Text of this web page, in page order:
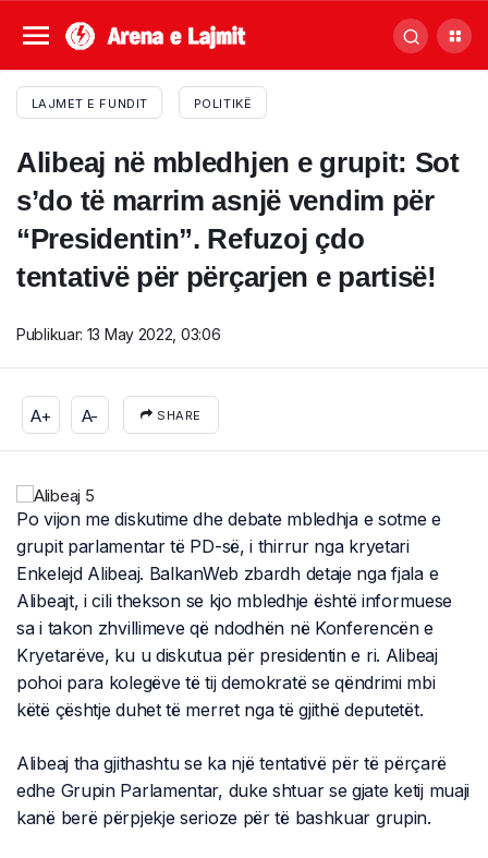
LAJMET E FUNDIT POLITIKË
Alibeaj në mbledhjen e grupit: Sot
s’do të marrim asnjë vendim për
“Presidentin”. Refuzoj çdo
tentativë për përçarjen e partisë!
Publikuar: 13 May 2022, 03:06
A+ A- SHARE
Po vijon me diskutime dhe debate mbledhja e sotme e
grupit parlamentar të PD-së, i thirrur nga kryetari
Enkelejd Alibeaj. BalkanWeb zbardh detaje nga fjala e
Alibeajt, i cili thekson se kjo mbledhje është informuese
sa i takon zhvillimeve që ndodhën në Konferencën e
Kryetarëve, ku u diskutua për presidentin e ri. Alibeaj
pohoi para kolegëve të tij demokratë se qëndrimi mbi
këtë çështje duhet të merret nga të gjithë deputetët.
Alibeaj tha gjithashtu se ka një tentativë për të përçarë
edhe Grupin Parlamentar, duke shtuar se gjate ketij muaji
kanë berë përpjekje serioze për të bashkuar grupin.